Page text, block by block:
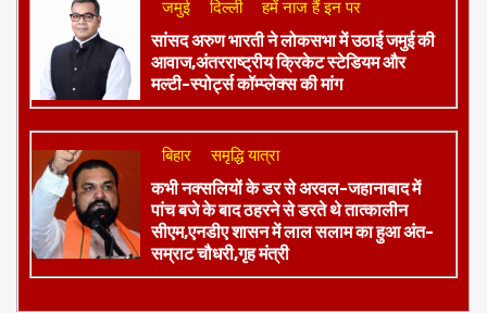
जमुई दिल्ली हमें नाज हैं इन पर
​सांसद अरुण भारती ने लोकसभा में उठाई जमुई की
आवाज,अंतरराष्ट्रीय क्रिकेट स्टेडियम और
मल्टी-स्पोर्ट्स कॉम्प्लेक्स की मांग
बिहार समृद्धि यात्रा
कभी नक्सलियों के डर से अरवल-जहानाबाद में
पांच बजे के बाद ठहरने से डरते थे तात्कालीन
सीएम,एनडीए शासन में लाल सलाम का हुआ अंत-
सम्राट चौधरी,गृह मंत्री